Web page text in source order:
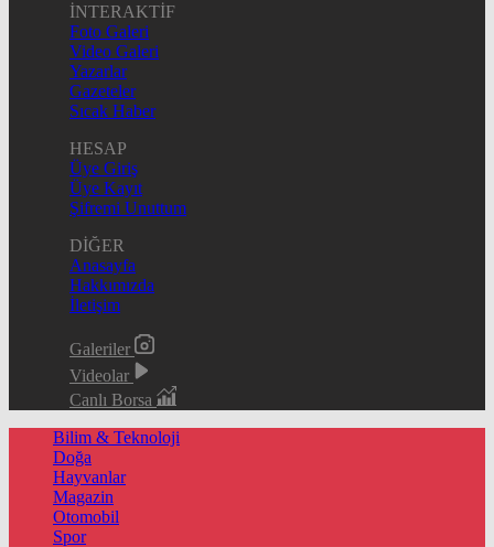
İNTERAKTİF
Foto Galeri
Video Galeri
Yazarlar
Gazeteler
Sıcak Haber
HESAP
Üye Giriş
Üye Kayıt
Şifremi Unuttum
DİĞER
Anasayfa
Hakkımızda
İletişim
Galeriler
Videolar
Canlı Borsa
Bilim & Teknoloji
Doğa
Hayvanlar
Magazin
Otomobil
Spor